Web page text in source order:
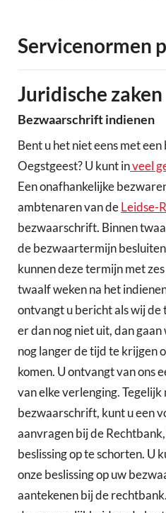
Servicenormen
Juridische zaken
Bezwaarschrift indienen
Bent u het niet eens met
Oegstgeest? U kunt inveel
Een onafhankelijke
ambtenaren van deLeidse-
bezwaarschrift. Binnen
de bezwaartermijn
kunnen deze termijn met
twaalf weken na het
ontvangt u bericht als wij
er dan nog niet uit, dan
nog langer de tijd te krijgen
komen. U ontvangt van ons
van elke verlenging.
bezwaarschrift, kunt u een
aanvragen bij de
beslissing op te schorten. U
onze beslissing op uw
aantekenen bij de